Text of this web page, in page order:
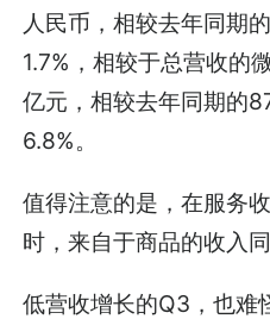
人民币，相较去年同期
1.7%，相较于总营收的
亿元，相较去年同期的
6.8%。
值得注意的是，在服务
时，来自于商品的收入
低营收增长的Q3，也难